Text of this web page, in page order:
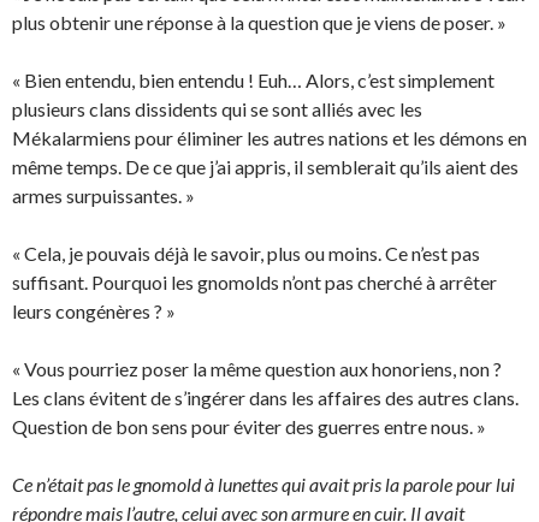
plus obtenir une réponse à la question que je viens de poser. »
« Bien entendu, bien entendu ! Euh… Alors, c’est simplement
plusieurs clans dissidents qui se sont alliés avec les
Mékalarmiens pour éliminer les autres nations et les démons en
même temps. De ce que j’ai appris, il semblerait qu’ils aient des
armes surpuissantes. »
« Cela, je pouvais déjà le savoir, plus ou moins. Ce n’est pas
suffisant. Pourquoi les gnomolds n’ont pas cherché à arrêter
leurs congénères ? »
« Vous pourriez poser la même question aux honoriens, non ?
Les clans évitent de s’ingérer dans les affaires des autres clans.
Question de bon sens pour éviter des guerres entre nous. »
Ce n’était pas le gnomold à lunettes qui avait pris la parole pour lui
répondre mais l’autre, celui avec son armure en cuir. Il avait